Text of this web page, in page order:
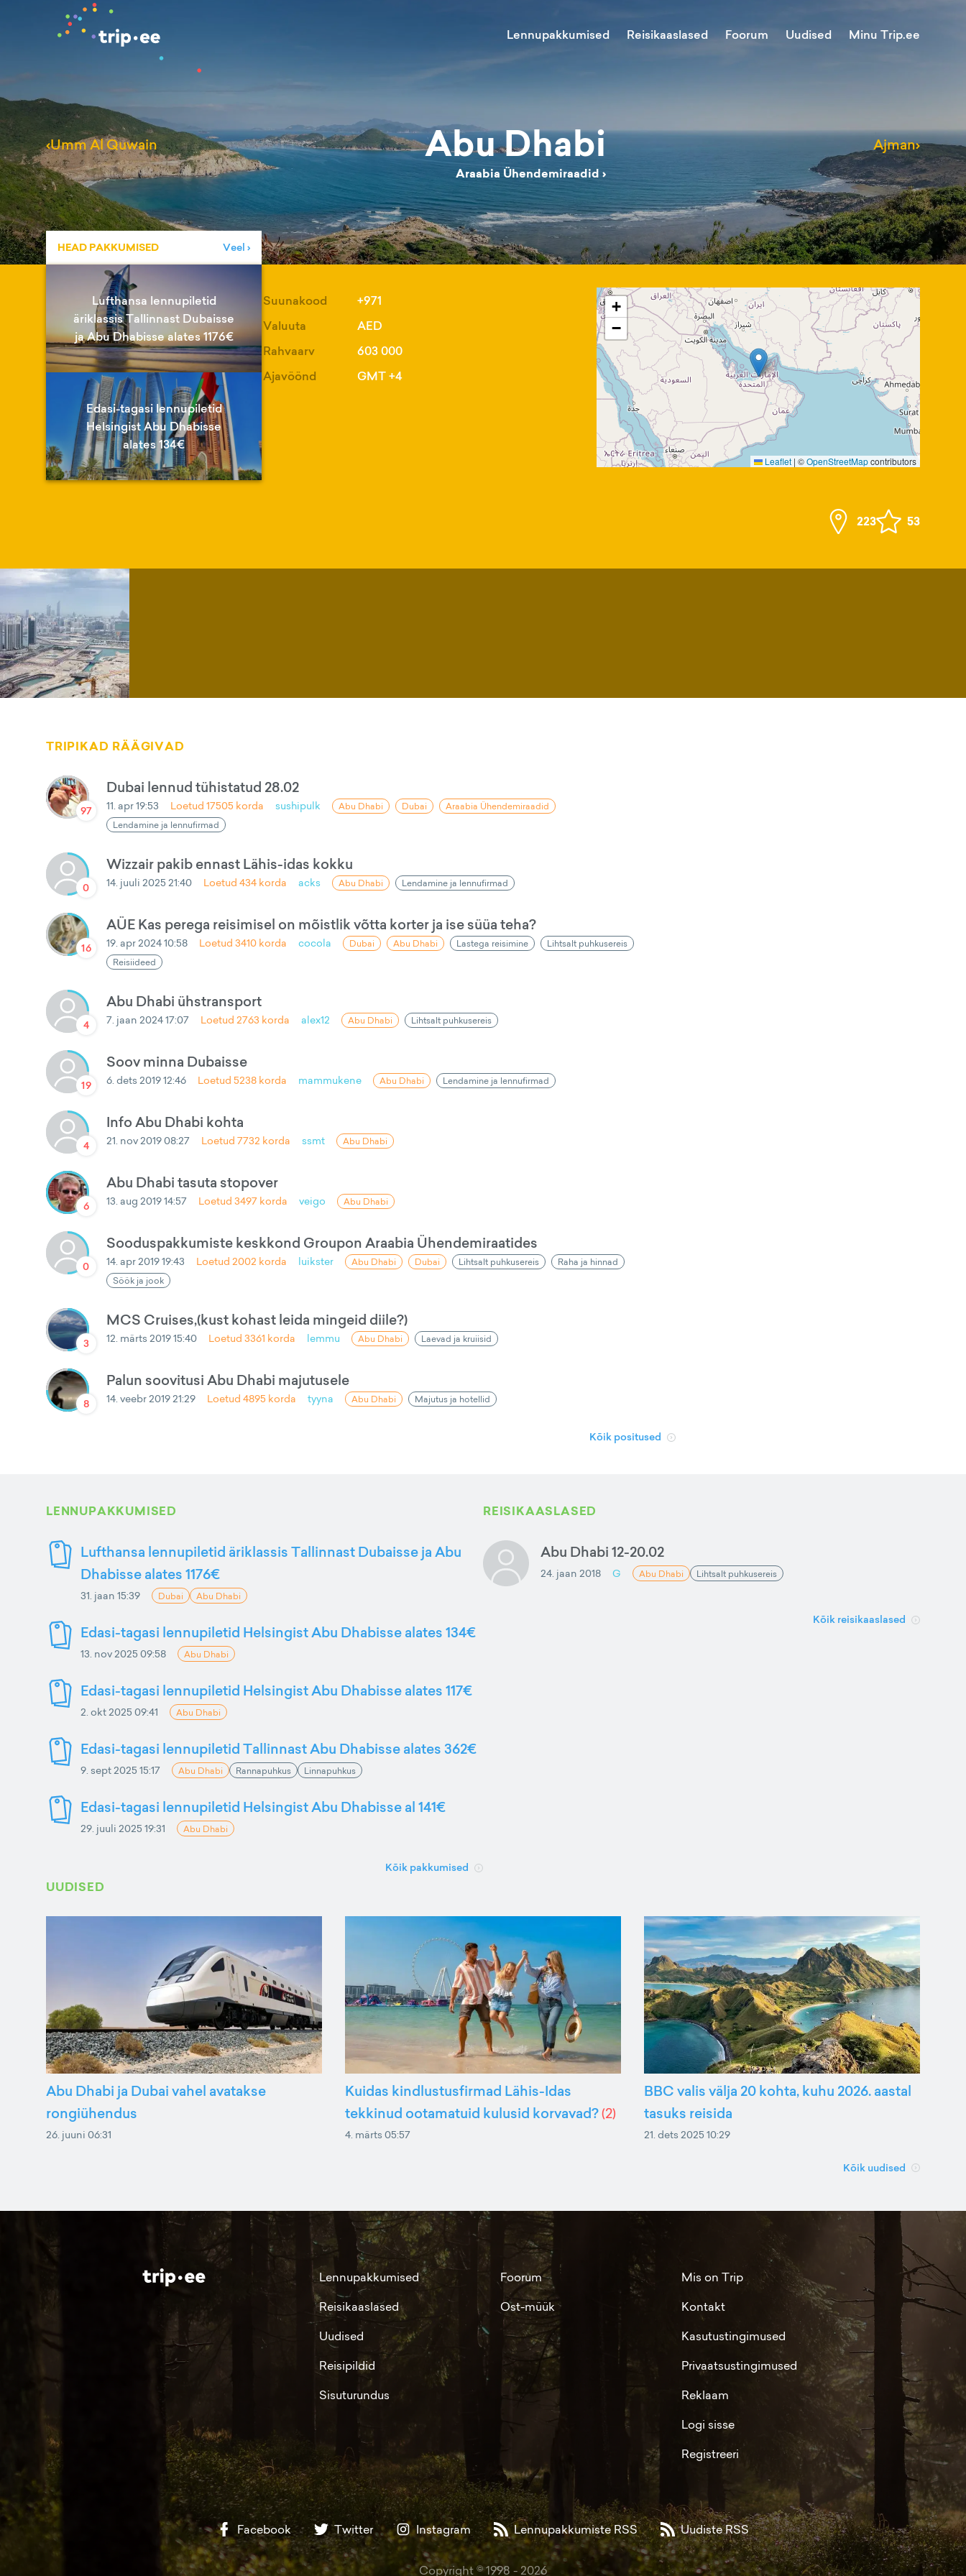
Lennupakkumised Reisikaaslased Foorum Uudised Minu Trip.ee
‹Umm Al Quwain Abu Dhabi
Araabia Ühendemiraadid ›
Ajman›
HEAD PAKKUMISED Veel ›
Lufthansa lennupiletid
äriklassis Tallinnast Dubaisse
ja Abu Dhabisse alates 1176€
Edasi-tagasi lennupiletid
Helsingist Abu Dhabisse
alates 134€
Suunakood
+971
Valuuta
AED
Rahvaarv
603 000
Ajavöönd
GMT +4
+
−
Leaflet | ©OpenStreetMapcontributors
223 53
TRIPIKAD RÄÄGIVAD
97
Dubai lennud tühistatud 28.02
11. apr 19:53 Loetud 17505 korda sushipulk Abu Dhabi Dubai
Araabia Ühendemiraadid
Lendamine ja lennufirmad
0
Wizzair pakib ennast Lähis-idas kokku
14. juuli 2025 21:40 Loetud 434 korda acks Abu Dhabi Lendamine ja lennufirmad
16
AÜE Kas perega reisimisel on mõistlik võtta korter ja ise süüa teha?
19. apr 2024 10:58 Loetud 3410 korda cocola Dubai Abu Dhabi Lastega reisimine
Lihtsalt puhkusereis
Reisiideed
4
Abu Dhabi ühstransport
7. jaan 2024 17:07 Loetud 2763 korda alex12 Abu Dhabi Lihtsalt puhkusereis
19
Soov minna Dubaisse
6. dets 2019 12:46 Loetud 5238 korda mammukene Abu Dhabi Lendamine ja lennufirmad
4
Info Abu Dhabi kohta
21. nov 2019 08:27 Loetud 7732 korda ssmt Abu Dhabi
6
Abu Dhabi tasuta stopover
13. aug 2019 14:57 Loetud 3497 korda veigo Abu Dhabi
0
Sooduspakkumiste keskkond Groupon Araabia Ühendemiraatides
14. apr 2019 19:43 Loetud 2002 korda luikster Abu Dhabi Dubai Lihtsalt puhkusereis
Raha ja hinnad
Söök ja jook
3
MCS Cruises,(kust kohast leida mingeid diile?)
12. märts 2019 15:40 Loetud 3361 korda lemmu Abu Dhabi Laevad ja kruiisid
8
Palun soovitusi Abu Dhabi majutusele
14. veebr 2019 21:29 Loetud 4895 korda tyyna Abu Dhabi Majutus ja hotellid
Kõik positused
LENNUPAKKUMISED
Lufthansa lennupiletid äriklassis Tallinnast Dubaisse ja Abu
Dhabisse alates 1176€
31. jaan 15:39 Dubai Abu Dhabi
Edasi-tagasi lennupiletid Helsingist Abu Dhabisse alates 134€
13. nov 2025 09:58 Abu Dhabi
Edasi-tagasi lennupiletid Helsingist Abu Dhabisse alates 117€
2. okt 2025 09:41 Abu Dhabi
Edasi-tagasi lennupiletid Tallinnast Abu Dhabisse alates 362€
9. sept 2025 15:17 Abu Dhabi Rannapuhkus Linnapuhkus
Edasi-tagasi lennupiletid Helsingist Abu Dhabisse al 141€
29. juuli 2025 19:31 Abu Dhabi
Kõik pakkumised
REISIKAASLASED
Abu Dhabi 12-20.02
24. jaan 2018 G Abu Dhabi Lihtsalt puhkusereis
Kõik reisikaaslased
UUDISED
Abu Dhabi ja Dubai vahel avatakse
rongiühendus
26. juuni 06:31
Kuidas kindlustusfirmad Lähis-Idas
tekkinud ootamatuid kulusid korvavad?(2)
4. märts 05:57
BBC valis välja 20 kohta, kuhu 2026. aastal
tasuks reisida
21. dets 2025 10:29
Kõik uudised
Lennupakkumised
Reisikaaslased
Uudised
Reisipildid
Sisuturundus
Foorum
Ost-müük
Mis on Trip
Kontakt
Kasutustingimused
Privaatsustingimused
Reklaam
Logi sisse
Registreeri
Facebook Twitter Instagram Lennupakkumiste RSS Uudiste RSS
Copyright © 1998 - 2026